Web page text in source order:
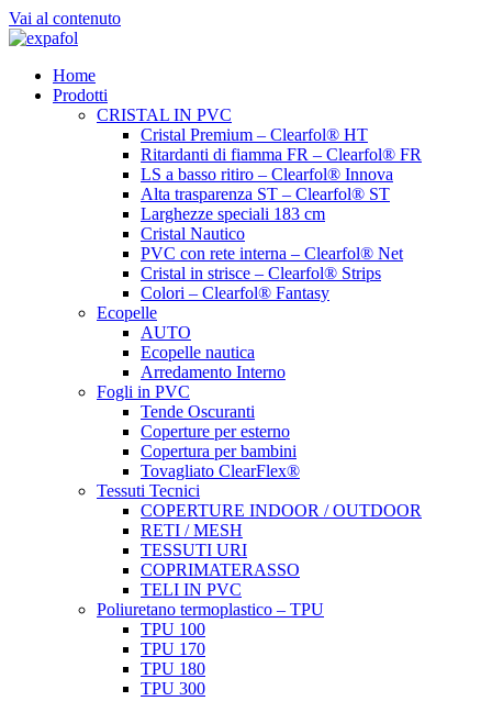
Vai al contenuto
Home
Prodotti
CRISTAL IN PVC
Cristal Premium – Clearfol® HT
Ritardanti di fiamma FR – Clearfol® FR
LS a basso ritiro – Clearfol® Innova
Alta trasparenza ST – Clearfol® ST
Larghezze speciali 183 cm
Cristal Nautico
PVC con rete interna – Clearfol® Net
Cristal in strisce – Clearfol® Strips
Colori – Clearfol® Fantasy
Ecopelle
AUTO
Ecopelle nautica
Arredamento Interno
Fogli in PVC
Tende Oscuranti
Coperture per esterno
Copertura per bambini
Tovagliato ClearFlex®
Tessuti Tecnici
COPERTURE INDOOR / OUTDOOR
RETI / MESH
TESSUTI URI
COPRIMATERASSO
TELI IN PVC
Poliuretano termoplastico – TPU
TPU 100
TPU 170
TPU 180
TPU 300